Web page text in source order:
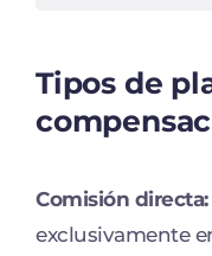
Tipos de
Comisión directa:
exclusivamente